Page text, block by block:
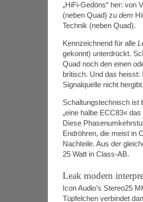
„HiFi-Gedöns“ her: von
(neben Quad) zu dem
Technik (neben Quad).
Kennzeichnend für alle
gekonnt) unterdrückt.
Quad noch den einen
britisch. Und das heisst:
Signalquelle nicht
Schaltungstechnisch ist
„eine halbe ECC83«
Diese
Endröhren, die meist in
Nachteile. Aus der
25 Watt in Class-AB.
Leak modern
Icon Audio’s Stereo25
Tüpfelchen verbindet